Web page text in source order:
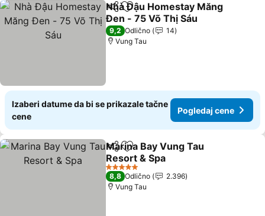
Deli Dodati u favorite
Nhà Đậu Homestay Măng
Đen - 75 Võ Thị Sáu
9,2 Odlično
14
Vung Tau
Izaberi datume da bi se prikazale tačne
cene
Pogledaj cene
Deli Dodati u favorite
Marina Bay Vung Tau
Resort & Spa
5 Zvezdice
8,8 Odlično
2.396
Vung Tau